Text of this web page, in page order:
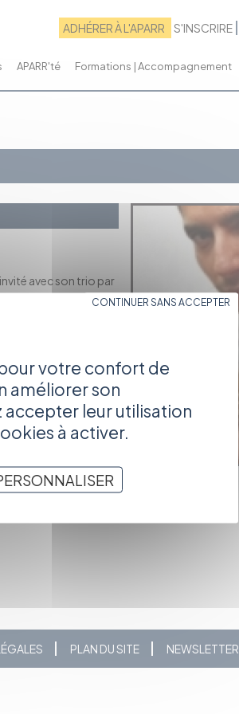
ADHÉRER À L'APARR S'INSCRIRE
APARR'té Formations | Accompagnement
avec son trio par
album, "Timgad"
illustrée par
PLAN DU SITE NEWSLETTER
votre confort de
améliorer son
leur utilisation
à activer.
CONTINUER SANS ACCEPTER